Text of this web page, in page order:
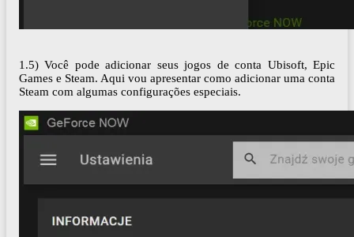
1.5) Você pode adicionar seus jogos de conta Ubisoft, Epic
Games e Steam. Aqui vou apresentar como adicionar uma conta
Steam com algumas configurações especiais.